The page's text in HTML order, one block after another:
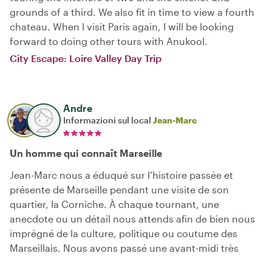
grounds of a third. We also fit in time to view a fourth
chateau. When I visit Paris again, I will be looking
forward to doing other tours with Anukool.
City Escape: Loire Valley Day Trip
Andre
Informazioni sul local Jean-Marc
Un homme qui connaît Marseille
Jean-Marc nous a éduqué sur l’histoire passée et
présente de Marseille pendant une visite de son
quartier, la Corniche. À chaque tournant, une
anecdote ou un détail nous attends afin de bien nous
imprégné de la culture, politique ou coutume des
Marseillais. Nous avons passé une avant-midi très